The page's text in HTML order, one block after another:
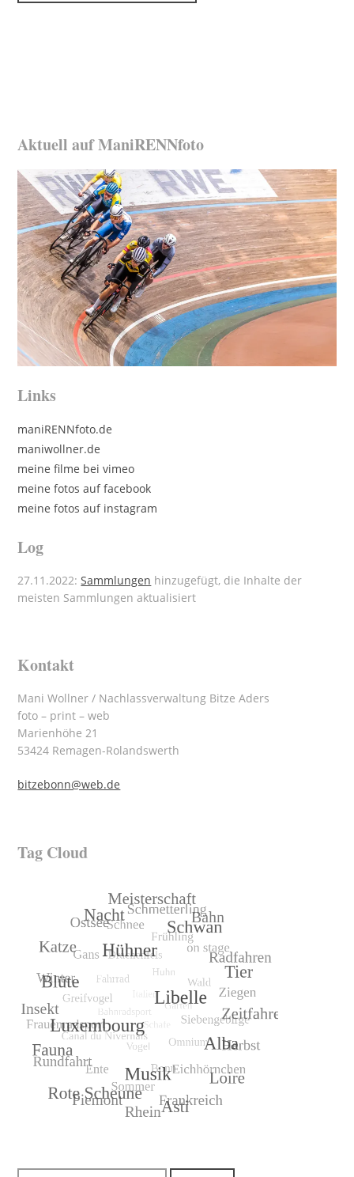
Aktuell auf ManiRENNfoto
Links
maniRENNfoto.de
maniwollner.de
meine filme bei vimeo
meine fotos auf facebook
meine fotos auf instagram
Log
27.11.2022:Sammlungen hinzugefügt, die Inhalte der
meisten Sammlungen aktualisiert
Kontakt
Mani Wollner / Nachlassverwaltung Bitze Aders
foto – print – web
Marienhöhe 21
53424 Remagen-Rolandswerth
bitzebonn@web.de
Tag Cloud
Suchen